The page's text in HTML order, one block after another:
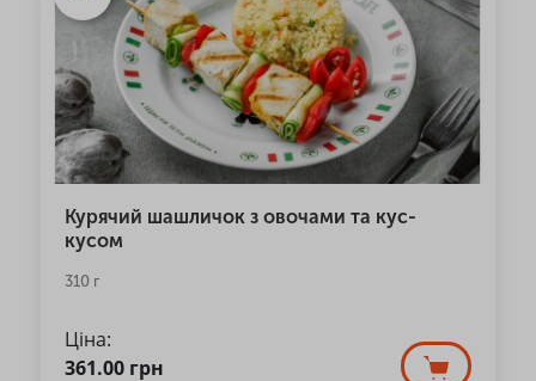
Курячий шашличок з овочами та кус-
кусом
310 г
Ціна:
361.00 грн